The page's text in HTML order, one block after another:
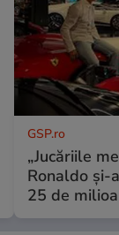
GSP.ro
„Jucăriile
Ronaldo și-
25 de